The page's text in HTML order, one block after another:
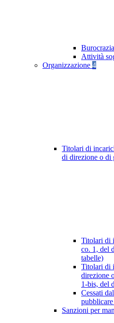
Attività
Organizzazione 4
Titolari di
di direzione o di
Titolari di
co. 1, del
tabelle)
Titolari di
direzione
1-bis, del
Cessati
Sanzioni per